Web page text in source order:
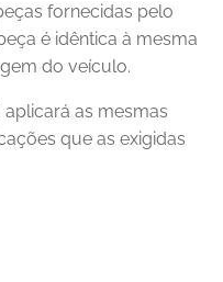
fornecidas pelo
é idêntica à mesma
do veículo.
as mesmas
que as exigidas